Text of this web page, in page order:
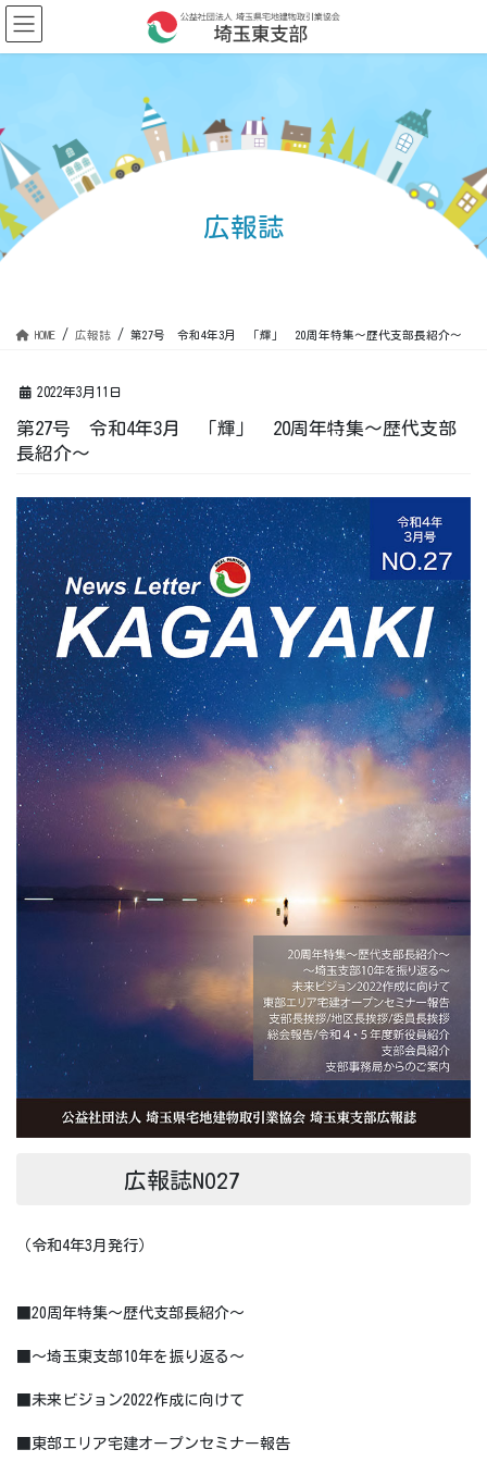
コ
ン
テ
に
移
動
ナ
ビ
ゲ
ョ
ン
に
移
動
広報誌
HOME 広報誌 第27号 令和4年3月 「輝」 20周年特集～歴代支部長紹介～
2022年3月11日
第27号 令和4年3月 「輝」 20周年特集～歴代支部
長紹介～
広報誌NO27
（令和4年3月発行）
■20周年特集～歴代支部長紹介～
■～埼玉東支部10年を振り返る～
■未来ビジョン2022作成に向けて
■東部エリア宅建オープンセミナー報告